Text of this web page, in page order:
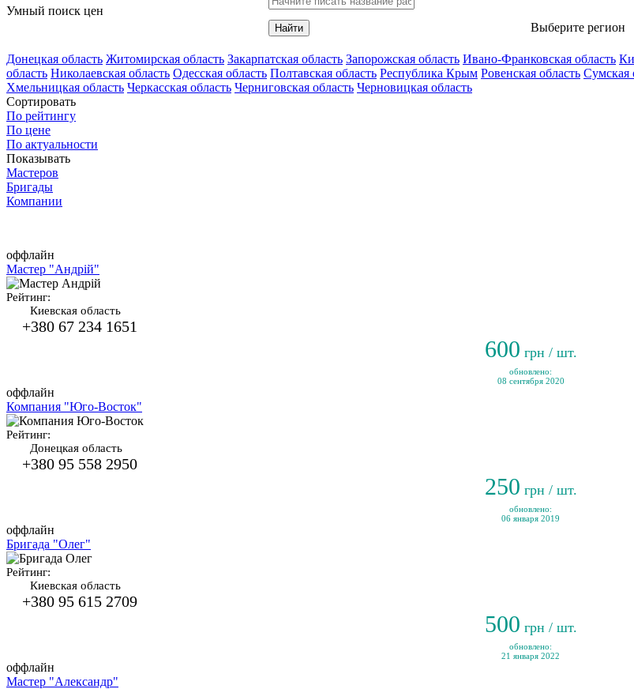
Умный поиск цен
Найти Выберите регион
Донецкая область Житомирская область Закарпатская область Запорожская область Ивано-Франковская область
область Николаевская область Одесская область Полтавская область Республика Крым Ровенская область Сумская
Хмельницкая область Черкасская область Черниговская область Черновицкая область
Сортировать
По рейтингу
По цене
По актуальности
Показывать
Мастеров
Бригады
Компании
оффлайн
Мастер "Андрій"
Рейтинг:
Киевская область
+380 67 234 1651
600 грн / шт.
обновлено:
08 сентября 2020
оффлайн
Компания "Юго-Восток"
Рейтинг:
Донецкая область
+380 95 558 2950
250 грн / шт.
обновлено:
06 января 2019
оффлайн
Бригада "Олег"
Рейтинг:
Киевская область
+380 95 615 2709
500 грн / шт.
обновлено:
21 января 2022
оффлайн
Мастер "Александр"